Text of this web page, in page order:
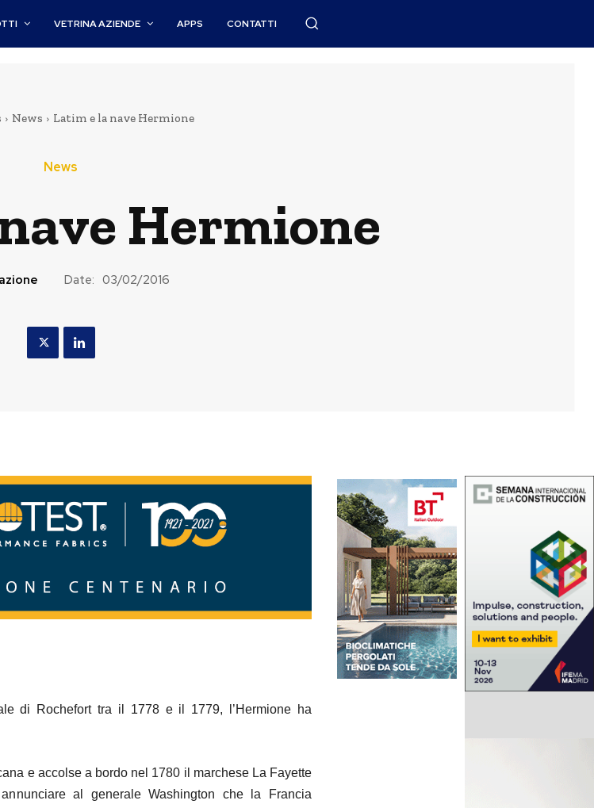
VETRINA AZIENDE APPS CONTATTI
News Latim e la nave Hermione
News
Hermione
Date: 03/02/2016
di Rochefort tra il 1778 e il 1779, l’Hermione ha
e accolse a bordo nel 1780 il marchese La Fayette
al generale Washington che la Francia